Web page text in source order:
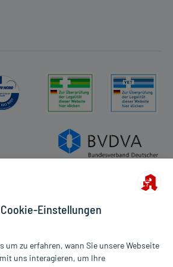
Einstellungen
um zu erfahren, wann Sie unsere Webseite
uns interagieren, um Ihre